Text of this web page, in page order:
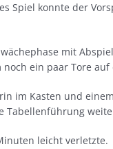
Spiel konnte der
mit
ein paar Tore
im Kasten und
Tabellenführung
leicht verletzte.